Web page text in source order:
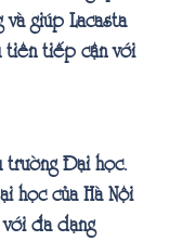
giúp Lacasta
tiên tiếp cận với
trường Đại học.
học của Hà Nội
đa dạng